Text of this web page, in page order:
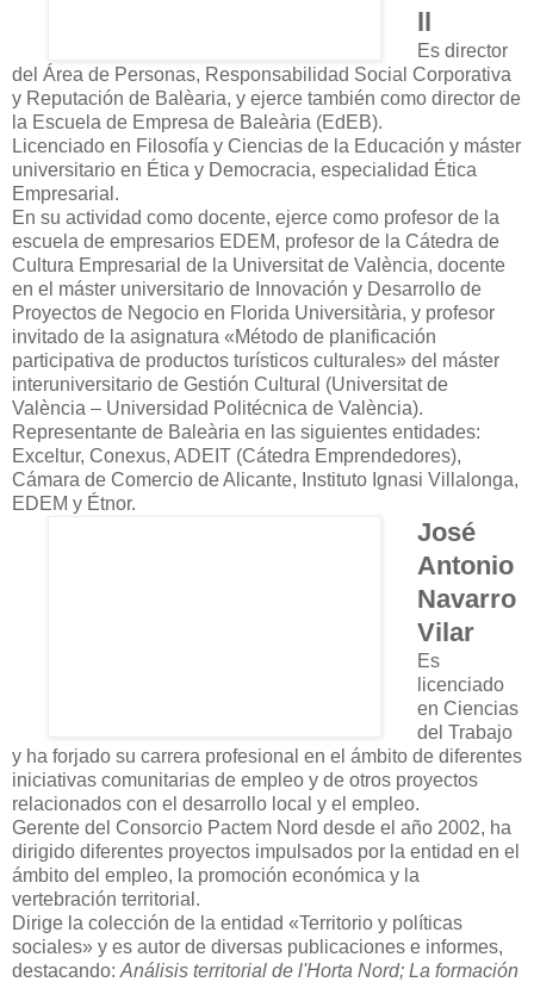
ll
Es director
del Área de Personas, Responsabilidad Social Corporativa
y Reputación de Balèaria, y ejerce también como director de
la Escuela de Empresa de Baleària (EdEB).
Licenciado en Filosofía y Ciencias de la Educación y máster
universitario en Ética y Democracia, especialidad Ética
Empresarial.
En su actividad como docente, ejerce como profesor de la
escuela de empresarios EDEM, profesor de la Cátedra de
Cultura Empresarial de la Universitat de València, docente
en el máster universitario de Innovación y Desarrollo de
Proyectos de Negocio en Florida Universitària, y profesor
invitado de la asignatura «Método de planificación
participativa de productos turísticos culturales» del máster
interuniversitario de Gestión Cultural (Universitat de
València – Universidad Politécnica de València).
Representante de Baleària en las siguientes entidades:
Exceltur, Conexus, ADEIT (Cátedra Emprendedores),
Cámara de Comercio de Alicante, Instituto Ignasi Villalonga,
EDEM y Étnor.
José
Antonio
Navarro
Vilar
Es
licenciado
en Ciencias
del Trabajo
y ha forjado su carrera profesional en el ámbito de diferentes
iniciativas comunitarias de empleo y de otros proyectos
relacionados con el desarrollo local y el empleo.
Gerente del Consorcio Pactem Nord desde el año 2002, ha
dirigido diferentes proyectos impulsados por la entidad en el
ámbito del empleo, la promoción económica y la
vertebración territorial.
Dirige la colección de la entidad «Territorio y políticas
sociales» y es autor de diversas publicaciones e informes,
destacando: Análisis territorial de l'Horta Nord; La formación